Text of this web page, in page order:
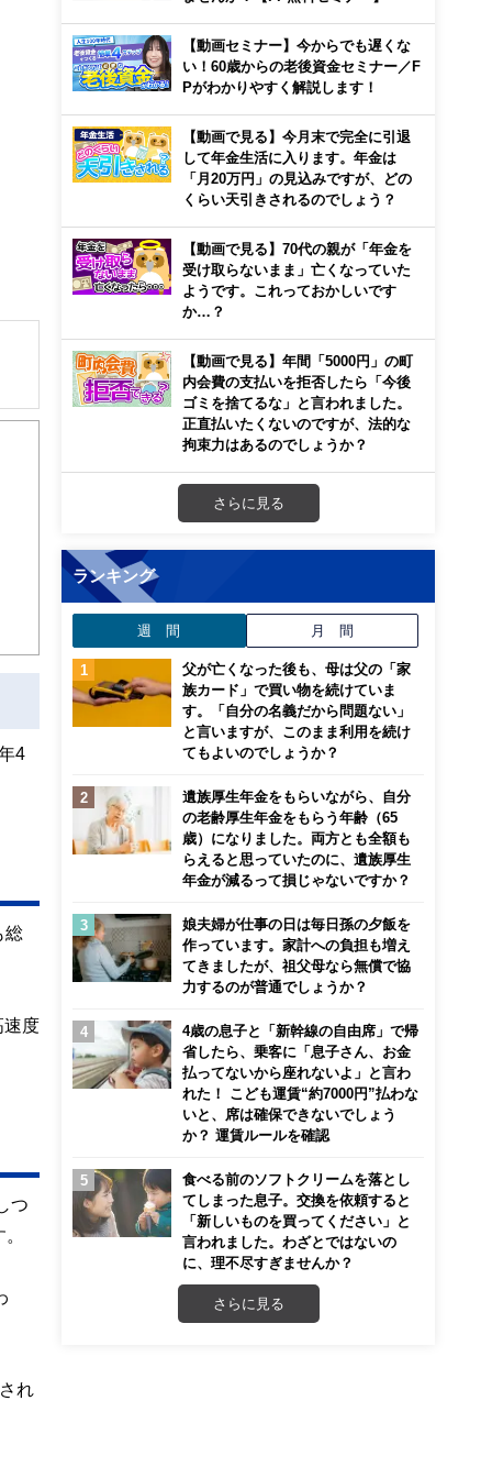
き
4
総
速度
つ
れ
【動画セミナー】今からでも遅くな
い！60歳からの老後資金セミナー／F
Pがわかりやすく解説します！
【動画で見る】今月末で完全に引退
して年金生活に入ります。年金は
「月20万円」の見込みですが、どの
くらい天引きされるのでしょう？
【動画で見る】70代の親が「年金を
受け取らないまま」亡くなっていた
ようです。これっておかしいです
か…？
【動画で見る】年間「5000円」の町
内会費の支払いを拒否したら「今後
ゴミを捨てるな」と言われました。
正直払いたくないのですが、法的な
拘束力はあるのでしょうか？
さらに見る
ランキング
週 間 月 間
父が亡くなった後も、母は父の「家
族カード」で買い物を続けていま
す。「自分の名義だから問題ない」
と言いますが、このまま利用を続け
てもよいのでしょうか？
遺族厚生年金をもらいながら、自分
の老齢厚生年金をもらう年齢（65
歳）になりました。両方とも全額も
らえると思っていたのに、遺族厚生
年金が減るって損じゃないですか？
娘夫婦が仕事の日は毎日孫の夕飯を
作っています。家計への負担も増え
てきましたが、祖父母なら無償で協
力するのが普通でしょうか？
4歳の息子と「新幹線の自由席」で帰
省したら、乗客に「息子さん、お金
払ってないから座れないよ」と言わ
れた！ こども運賃“約7000円”払わな
いと、席は確保できないでしょう
か？ 運賃ルールを確認
食べる前のソフトクリームを落とし
てしまった息子。交換を依頼すると
「新しいものを買ってください」と
言われました。わざとではないの
に、理不尽すぎませんか？
さらに見る